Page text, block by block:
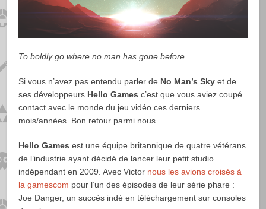
To boldly go where no man has gone before.
Si vous n’avez pas entendu parler de No Man’s Sky et de
ses développeurs Hello Games c’est que vous aviez coupé
contact avec le monde du jeu vidéo ces derniers
mois/années. Bon retour parmi nous.
Hello Games est une équipe britannique de quatre vétérans
de l’industrie ayant décidé de lancer leur petit studio
indépendant en 2009. Avec Victor nous les avions croisés à
la gamescom pour l’un des épisodes de leur série phare :
Joe Danger, un succès indé en téléchargement sur consoles